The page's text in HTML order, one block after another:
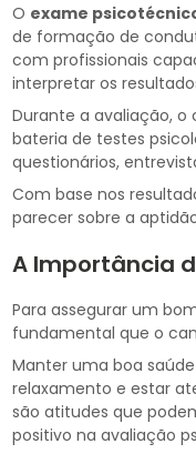
O exame
de formação de
com profissionais
interpretar os
Durante a avaliação,
bateria de testes
questionários,
Com base nos
parecer sobre a
A Importância
Para assegurar um
fundamental que o
Manter uma boa
relaxamento e estar
são atitudes que
positivo na avaliação